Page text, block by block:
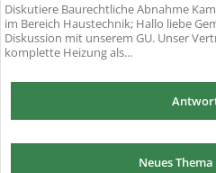
Diskutiere Baurechtliche Abnahme
im Bereich Haustechnik; Hallo liebe
Diskussion mit unserem GU. Unser
komplette Heizung als...
Neues